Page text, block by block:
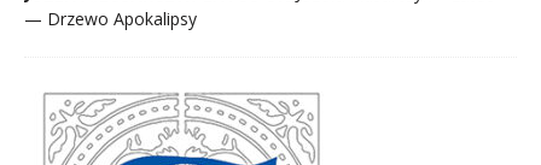
— Drzewo Apokalipsy